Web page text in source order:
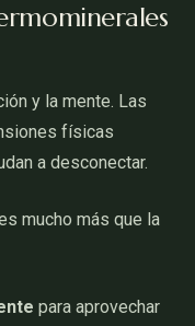
y la mente. Las
físicas
a desconectar.
mucho más que la
para aprovechar